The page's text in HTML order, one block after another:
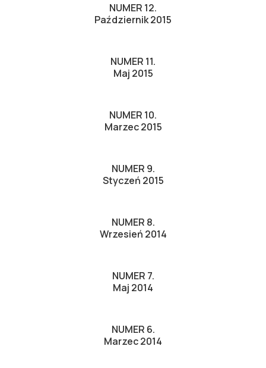
NUMER 12.
Październik 2015
NUMER 11.
Maj 2015
NUMER 10.
Marzec 2015
NUMER 9.
Styczeń 2015
NUMER 8.
Wrzesień 2014
NUMER 7.
Maj 2014
NUMER 6.
Marzec 2014